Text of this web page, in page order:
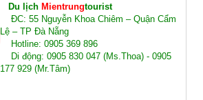
Du lịch Mientrungtourist
ĐC: 55 Nguyễn Khoa Chiêm – Quận Cẩm
Lệ – TP Đà Nẵng
Hotline: 0905 369 896
Di động: 0905 830 047 (Ms.Thoa) - 0905
177 929 (Mr.Tâm)